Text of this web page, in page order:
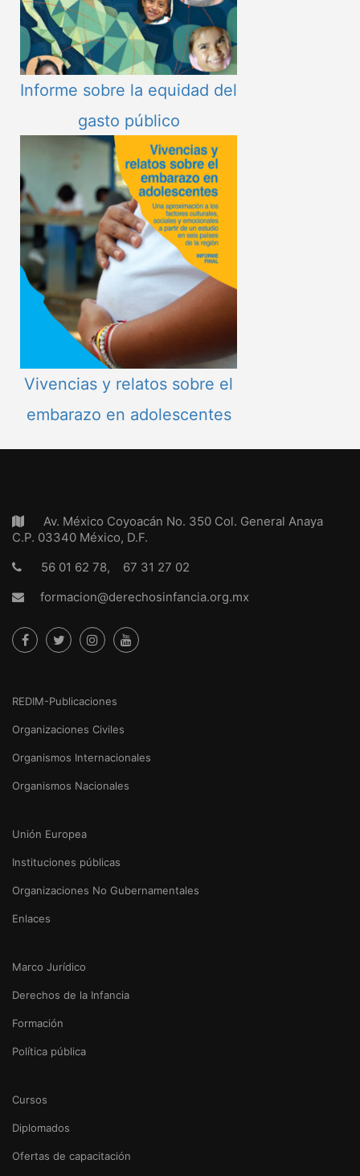
Informe sobre la equidad del
gasto público
Vivencias y relatos sobre el
embarazo en adolescentes
Av. México Coyoacán No. 350 Col. General Anaya
C.P. 03340 México, D.F.
56 01 62 78, 67 31 27 02
formacion@derechosinfancia.org.mx
REDIM-Publicaciones
Organizaciones Civiles
Organismos Internacionales
Organismos Nacionales
Unión Europea
Instituciones públicas
Organizaciones No Gubernamentales
Enlaces
Marco Jurídico
Derechos de la Infancia
Formación
Política pública
Cursos
Diplomados
Ofertas de capacitación